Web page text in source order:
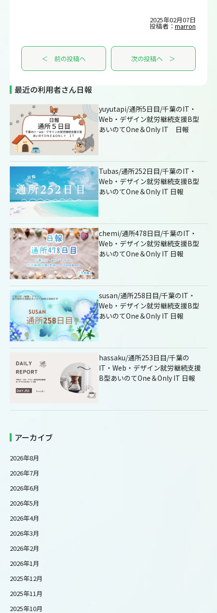
2025年02月07日
投稿者： marron
＜ 前の投稿へ 次の投稿へ ＞
最近の利用者さん日報
yuyutapi/通所5日目/千葉のIT・
Web・デザイン就労継続支援B型
あいのてOne＆Only IT 日報
Tubas/通所252日目/千葉のIT・
Web・デザイン就労継続支援B型
あいのてOne＆Only IT 日報
chemi/通所478日目/千葉のIT・
Web・デザイン就労継続支援B型
あいのてOne＆Only IT 日報
susan/通所258日目/千葉のIT・
Web・デザイン就労継続支援B型
あいのてOne＆Only IT 日報
hassaku/通所253日目/千葉の
IT・Web・デザイン就労継続支援
B型あいのてOne＆Only IT 日報
アーカイブ
2026年8月
2026年7月
2026年6月
2026年5月
2026年4月
2026年3月
2026年2月
2026年1月
2025年12月
2025年11月
2025年10月